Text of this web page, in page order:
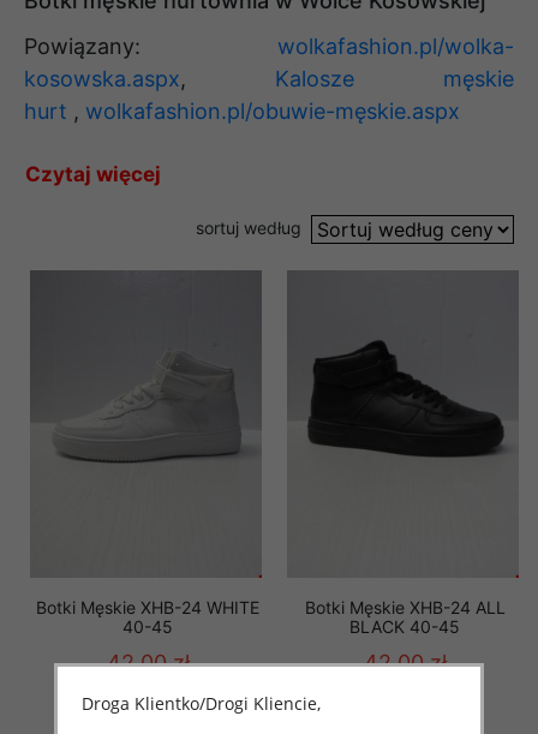
Powiązany: wolkafashion.pl/wolka-
kosowska.aspx, Kalosze męskie
hurt , wolkafashion.pl/obuwie-męskie.aspx
Czytaj więcej
sortuj według
Botki Męskie XHB-24 WHITE
40-45
42.00 zł
Botki Męskie XHB-24 ALL
BLACK 40-45
42.00 zł
Droga Klientko/Drogi Kliencie,